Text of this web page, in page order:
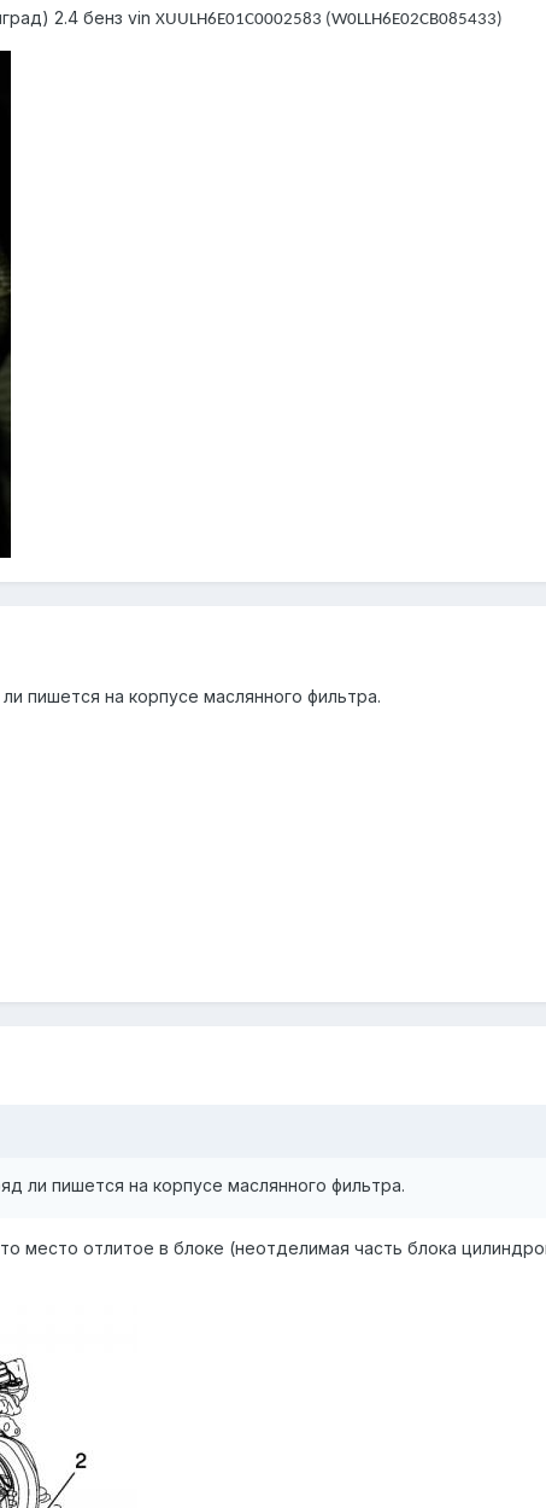
2.4 бенз vin XUULH6E01C0002583 (W0LLH6E02CB085433)
пишется на корпусе маслянного фильтра.
ли пишется на корпусе маслянного фильтра.
место отлитое в блоке (неотделимая часть блока